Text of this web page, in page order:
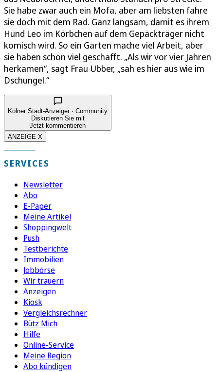
Sie habe zwar auch ein Mofa, aber am liebsten fahre
sie doch mit dem Rad. Ganz langsam, damit es ihrem
Hund Leo im Körbchen auf dem Gepäckträger nicht
komisch wird. So ein Garten mache viel Arbeit, aber
sie haben schon viel geschafft. „Als wir vor vier Jahren
herkamen“, sagt Frau Ubber, „sah es hier aus wie im
Dschungel.“
Kölner Stadt-Anzeiger · Community
Diskutieren Sie mit
Jetzt kommentieren
ANZEIGE X
SERVICES
Newsletter
Abo
E-Paper
Meine Artikel
Shoppingwelt
Push
Testberichte
Immobilien
Jobbörse
Wir trauern
Anzeigen
Kiosk
Vergleichsrechner
Bütz Mich
Hilfe
Online-Service
Meine Region
Abo kündigen